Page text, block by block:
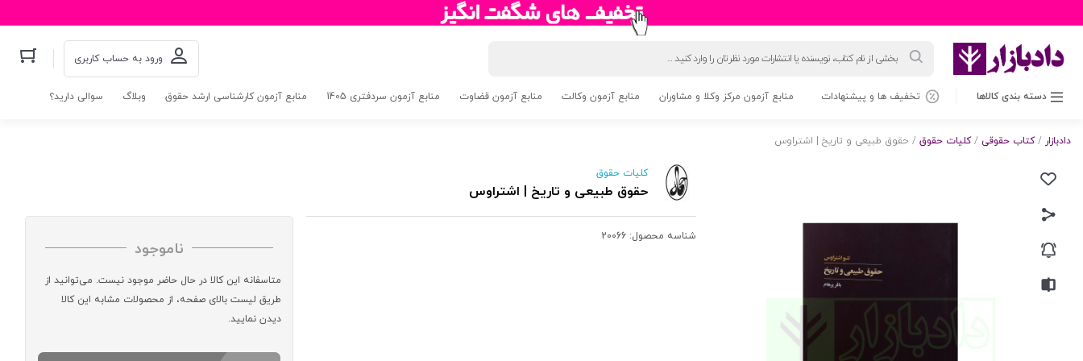
محصولات ورود به حساب کاربری
دسته بندی کالاها تخفیف ها و پیشنهادات منابع آزمون مرکز وکلا و مشاوران منابع آزمون وکالت منابع آزمون قضاوت منابع آزمون سردفتری 1405 منابع آزمون کارشناسی ارشد حقوق وبلاگ سوالی دارید؟
دادبازار /کتاب حقوقی /کلیات حقوق / حقوق طبیعی و تاریخ | اشتراوس
کلیات حقوق
حقوق طبیعی و تاریخ | اشتراوس
شناسه محصول: 20066
ناموجود
متاسفانه این کالا در حال حاضر موجود نیست. می‌توانید از
طریق لیست بالای صفحه، از محصولات مشابه این کالا
دیدن نمایید.